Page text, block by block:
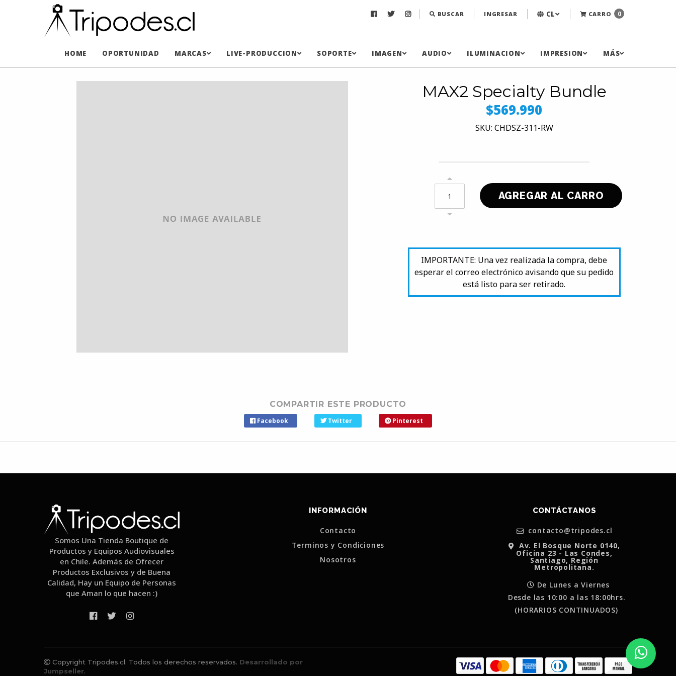
BUSCAR INGRESAR CL CARRO 0
HOME OPORTUNIDAD MARCAS LIVE-PRODUCCION SOPORTE IMAGEN AUDIO ILUMINACION IMPRESION MÁS
MAX2 Specialty Bundle
$569.990
SKU: CHDSZ-311-RW
IMPORTANTE: Una vez realizada la compra, debe
esperar el correo electrónico avisando que su pedido
está listo para ser retirado.
COMPARTIR ESTE PRODUCTO
Facebook Twitter Pinterest
Somos Una Tienda Boutique de
Productos y Equipos Audiovisuales
en Chile. Además de Ofrecer
Productos Exclusivos y de Buena
Calidad, Hay un Equipo de Personas
que Aman lo que hacen :)
INFORMACIÓN
Contacto
Terminos y Condiciones
Nosotros
CONTÁCTANOS
contacto@tripodes.cl
Av. El Bosque Norte 0140,
Oficina 23 - Las Condes,
Santiago, Región
Metropolitana.
De Lunes a Viernes
Desde las 10:00 a las 18:00hrs.
(HORARIOS CONTINUADOS)
Copyright Tripodes.cl. Todos los derechos reservados. Desarrollado por
Jumpseller.